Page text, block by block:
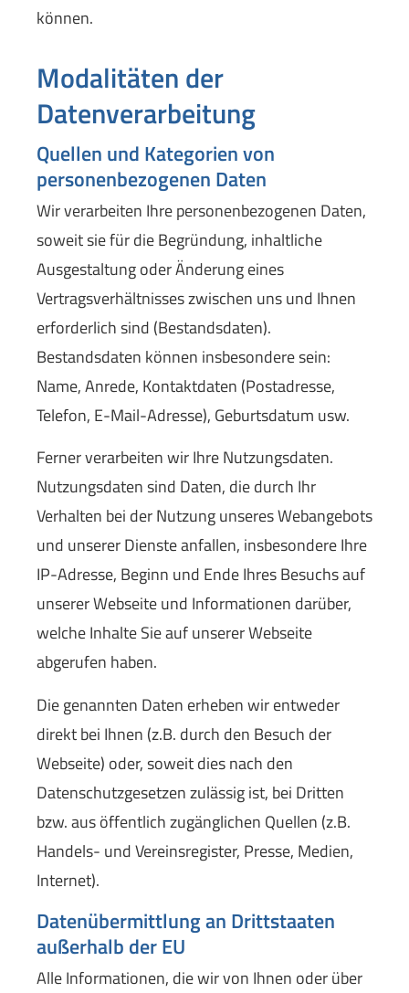
können.
Modalitäten der
Datenverarbeitung
Quellen und Kategorien von
personenbezogenen Daten
Wir verarbeiten Ihre personenbezogenen Daten,
soweit sie für die Begründung, inhaltliche
Ausgestaltung oder Änderung eines
Vertragsverhältnisses zwischen uns und Ihnen
erforderlich sind (Bestandsdaten).
Bestandsdaten können insbesondere sein:
Name, Anrede, Kontaktdaten (Postadresse,
Telefon, E-Mail-Adresse), Geburts­datum usw.
Ferner verarbeiten wir Ihre Nutzungsdaten.
Nutzungsdaten sind Daten, die durch Ihr
Verhalten bei der Nutzung unseres Webangebots
und unserer Dienste anfallen, insbesondere Ihre
IP-Adresse, Beginn und Ende Ihres Besuchs auf
unserer Webseite und Informationen darüber,
welche Inhalte Sie auf unserer Webseite
abgerufen haben.
Die genannten Daten erheben wir entweder
direkt bei Ihnen (z.B. durch den Besuch der
Webseite) oder, soweit dies nach den
Datenschutzgesetzen zulässig ist, bei Dritten
bzw. aus öffentlich zugänglichen Quellen (z.B.
Handels- und Vereinsregister, Presse, Medien,
Internet).
Datenübermittlung an Drittstaaten
außerhalb der EU
Alle Informationen, die wir von Ihnen oder über